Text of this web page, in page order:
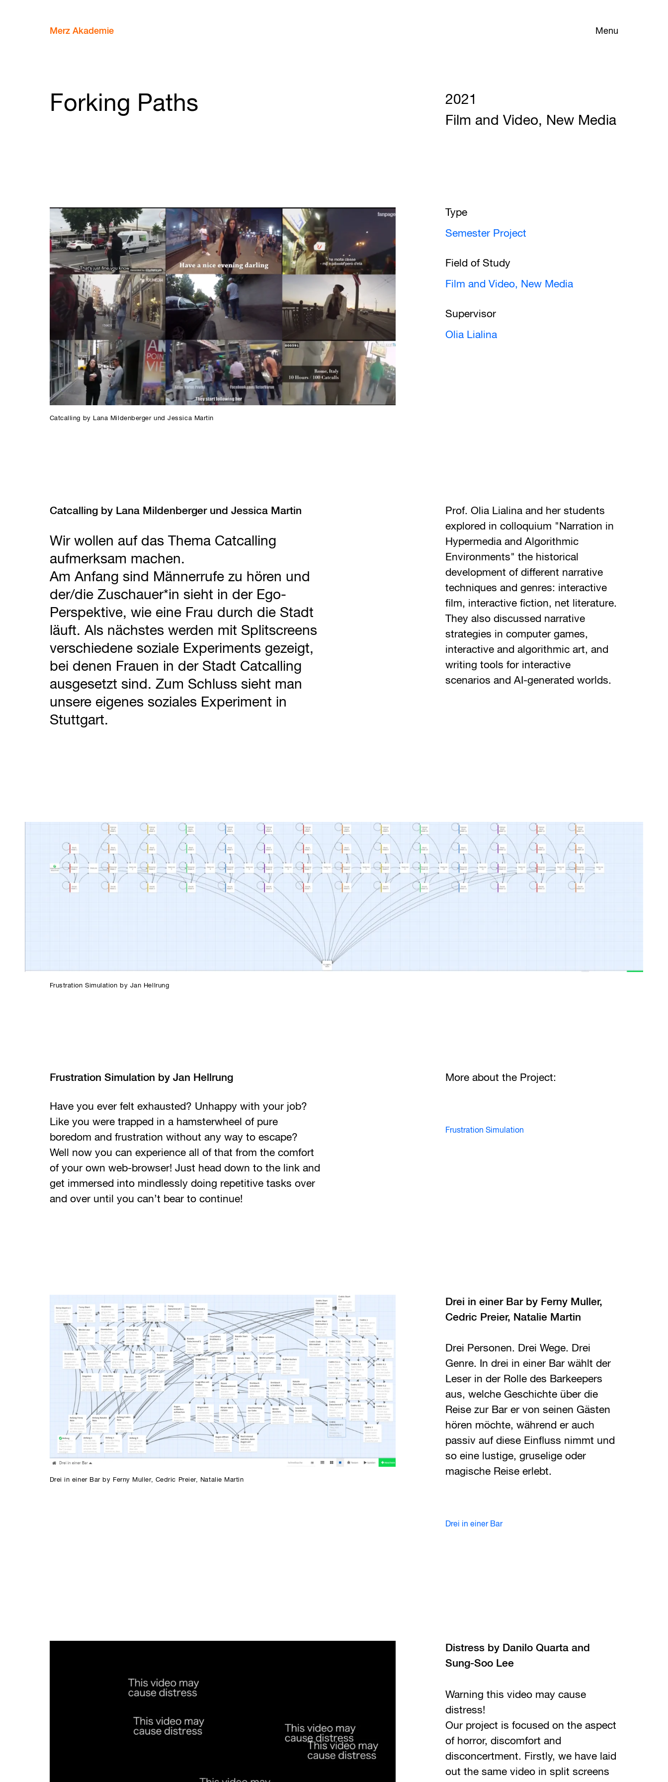
Menu
Merz Akademie
Forking Paths
2021
Film and Video, New Media
Type
Semester Project
Field of Study
Film and Video, New Media
Supervisor
Olia Lialina
Catcalling by Lana Mildenberger und Jessica Martin
Catcalling by Lana Mildenberger und Jessica Martin
Wir wollen auf das Thema Catcalling
aufmerksam machen.
Am Anfang sind Männerrufe zu hören und
der/die Zuschauer*in sieht in der Ego-
Perspektive, wie eine Frau durch die Stadt
läuft. Als nächstes werden mit Splitscreens
verschiedene soziale Experiments gezeigt,
bei denen Frauen in der Stadt Catcalling
ausgesetzt sind. Zum Schluss sieht man
unsere eigenes soziales Experiment in
Stuttgart.
Prof. Olia Lialina and her students
explored in colloquium "Narration in
Hypermedia and Algorithmic
Environments" the historical
development of different narrative
techniques and genres: interactive
film, interactive fiction, net literature.
They also discussed narrative
strategies in computer games,
interactive and algorithmic art, and
writing tools for interactive
scenarios and AI-generated worlds.
Frustration Simulation by Jan Hellrung
Frustration Simulation by Jan Hellrung
Have you ever felt exhausted? Unhappy with your job?
Like you were trapped in a hamsterwheel of pure
boredom and frustration without any way to escape?
Well now you can experience all of that from the comfort
of your own web-browser! Just head down to the link and
get immersed into mindlessly doing repetitive tasks over
and over until you can’t bear to continue!
More about the Project:
Frustration Simulation
Drei in einer Bar by Ferny Muller, Cedric Preier, Natalie Martin
Drei in einer Bar by Ferny Muller,
Cedric Preier, Natalie Martin
Drei Personen. Drei Wege. Drei
Genre. In drei in einer Bar wählt der
Leser in der Rolle des Barkeepers
aus, welche Geschichte über die
Reise zur Bar er von seinen Gästen
hören möchte, während er auch
passiv auf diese Einfluss nimmt und
so eine lustige, gruselige oder
magische Reise erlebt.
Drei in einer Bar
Distress by Danilo Quarta and
Sung-Soo Lee
Warning this video may cause
distress!
Our project is focused on the aspect
of horror, discomfort and
disconcertment. Firstly, we have laid
out the same video in split screens